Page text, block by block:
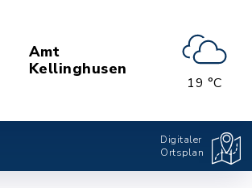
Amt
Kellinghusen
19 °C
Digitaler
Ortsplan